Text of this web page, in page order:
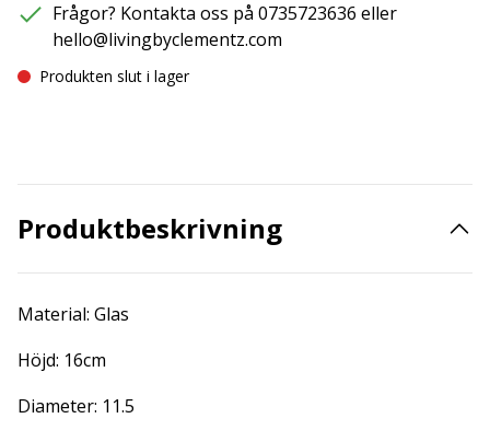
Frågor? Kontakta oss på 0735723636 eller
hello@livingbyclementz.com
Produkten slut i lager
Produktbeskrivning
Material: Glas
Höjd: 16cm
Diameter: 11.5